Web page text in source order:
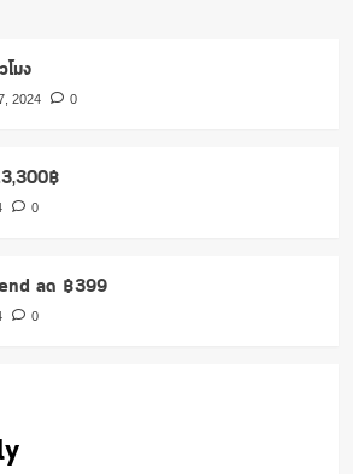
มง
2024
0
฿
0
ลด ฿399
0